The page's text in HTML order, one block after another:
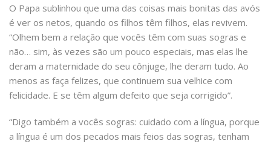
O Papa sublinhou que uma das coisas mais bonitas das avós
é ver os netos, quando os filhos têm filhos, elas revivem.
“Olhem bem a relação que vocês têm com suas sogras e
não… sim, às vezes são um pouco especiais, mas elas lhe
deram a maternidade do seu cônjuge, lhe deram tudo. Ao
menos as faça felizes, que continuem sua velhice com
felicidade. E se têm algum defeito que seja corrigido”.
“Digo também a vocês sogras: cuidado com a língua, porque
a língua é um dos pecados mais feios das sogras, tenham